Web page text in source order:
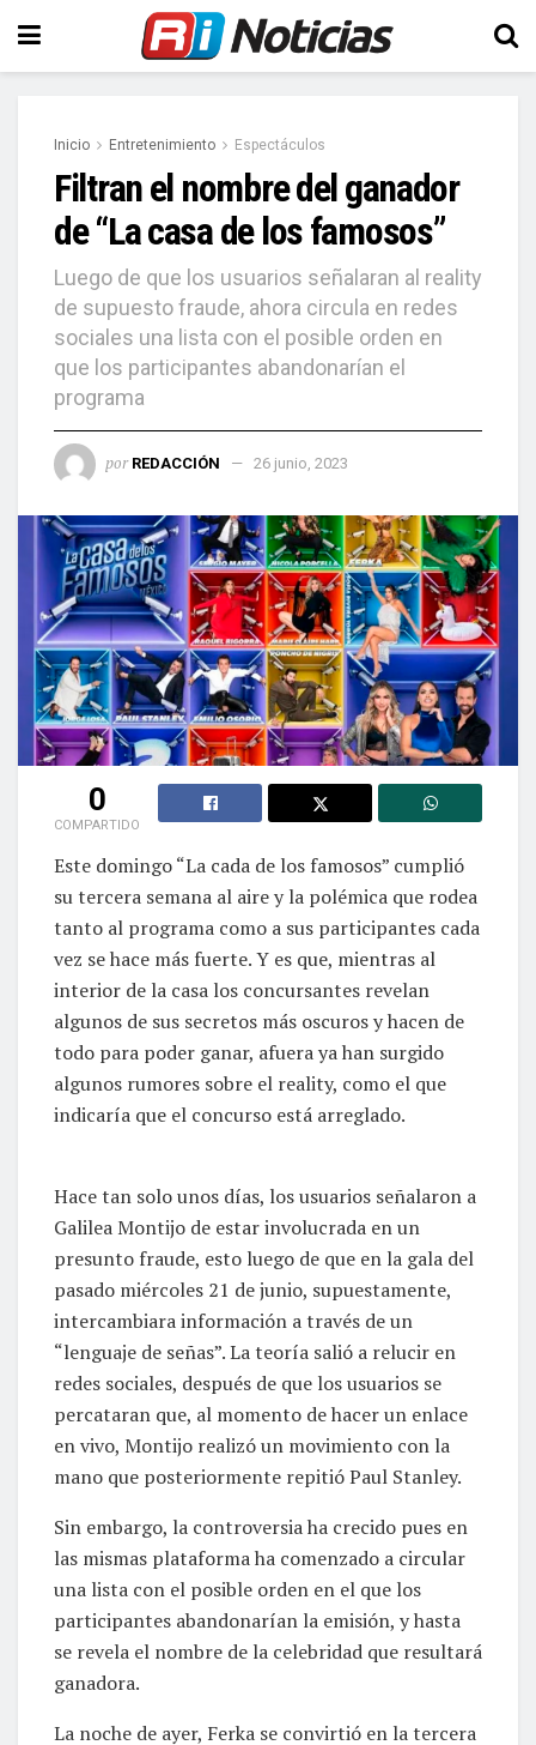
Inicio Entretenimiento Espectáculos
Filtran el nombre del ganador
de “La casa de los famosos”
Luego de que los usuarios señalaran al reality
de supuesto fraude, ahora circula en redes
sociales una lista con el posible orden en
que los participantes abandonarían el
programa
por REDACCIÓN 26 junio, 2023
0
COMPARTIDO
Este domingo “La cada de los famosos” cumplió
su tercera semana al aire y la polémica que rodea
tanto al programa como a sus participantes cada
vez se hace más fuerte. Y es que, mientras al
interior de la casa los concursantes revelan
algunos de sus secretos más oscuros y hacen de
todo para poder ganar, afuera ya han surgido
algunos rumores sobre el reality, como el que
indicaría que el concurso está arreglado.
Hace tan solo unos días, los usuarios señalaron a
Galilea Montijo de estar involucrada en un
presunto fraude, esto luego de que en la gala del
pasado miércoles 21 de junio, supuestamente,
intercambiara información a través de un
“lenguaje de señas”. La teoría salió a relucir en
redes sociales, después de que los usuarios se
percataran que, al momento de hacer un enlace
en vivo, Montijo realizó un movimiento con la
mano que posteriormente repitió Paul Stanley.
Sin embargo, la controversia ha crecido pues en
las mismas plataforma ha comenzado a circular
una lista con el posible orden en el que los
participantes abandonarían la emisión, y hasta
se revela el nombre de la celebridad que resultará
ganadora.
La noche de ayer, Ferka se convirtió en la tercera